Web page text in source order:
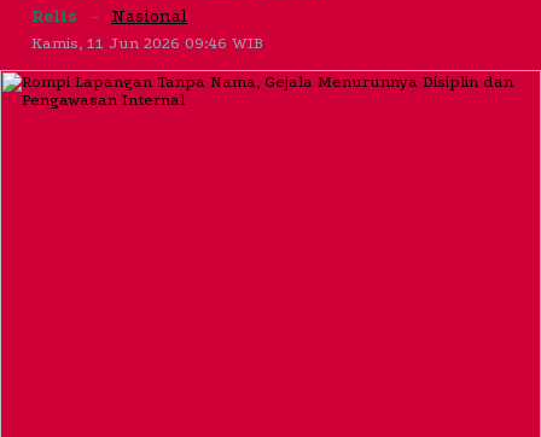
Relis – Nasional
Kamis, 11 Jun 2026 09:46 WIB